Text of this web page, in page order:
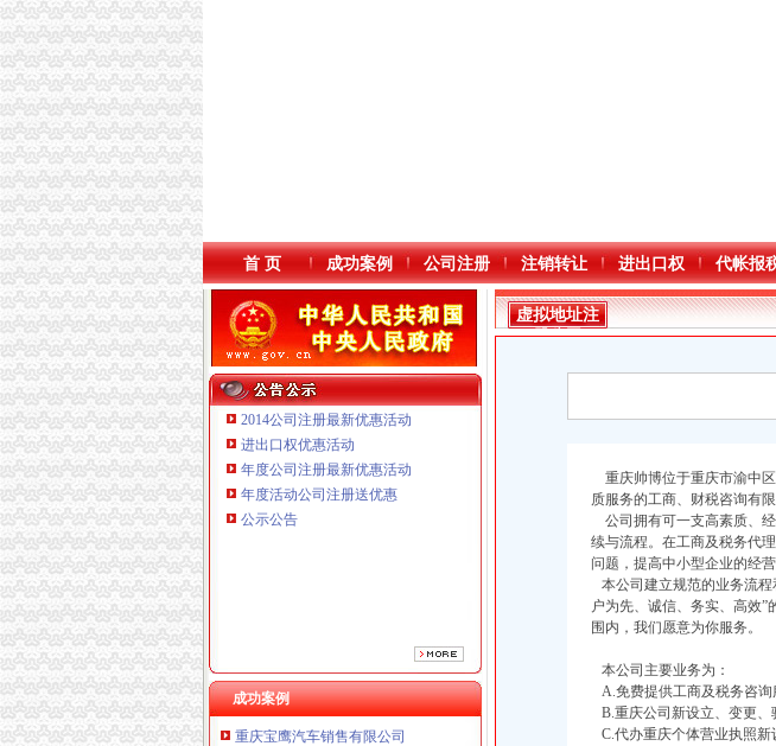
本站导航
首 页 成功案例 公司注册 注销转让 进出口权 代帐报
2014公司注册最新优惠活动
进出口权优惠活动
年度公司注册最新优惠活动
年度活动公司注册送优惠
公示公告
成功案例
重庆鸽牌电线电缆有限公司 渝北10010万 (进出口权)
虚拟地址注
册公司
重庆帅博位于重庆市渝中
质服务的工商、财税咨询有限
公司拥有可一支高素质、
续与流程。在工商及税务代
问题，提高中小型企业的经
本公司建立规范的业务流
户为先、诚信、务实、高效
围内，我们愿意为你服务。
本公司主要业务为：
A.免费提供工商及税务咨询
B.重庆公司新设立、变更、
C.代办重庆个体营业执照新